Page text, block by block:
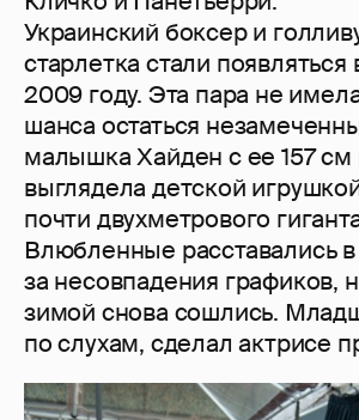
Украинский боксер и
старлетка стали появляться
2009 году. Эта пара не
шанса остаться
малышка Хайден с ее 157 см
выглядела детской
почти двухметрового
Влюбленные расставались в
за несовпадения графиков,
зимой снова сошлись.
по слухам, сделал актрисе